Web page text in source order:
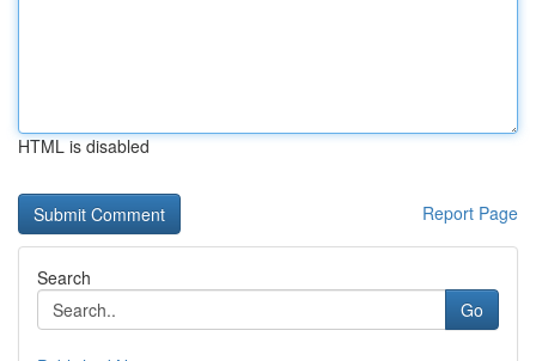
HTML is disabled
Report Page
Search
Go